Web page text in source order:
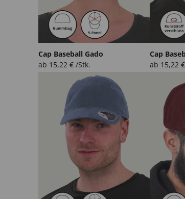
Cap Baseball Gado
ab 15,22 € /Stk.
Cap
ab 15,22€